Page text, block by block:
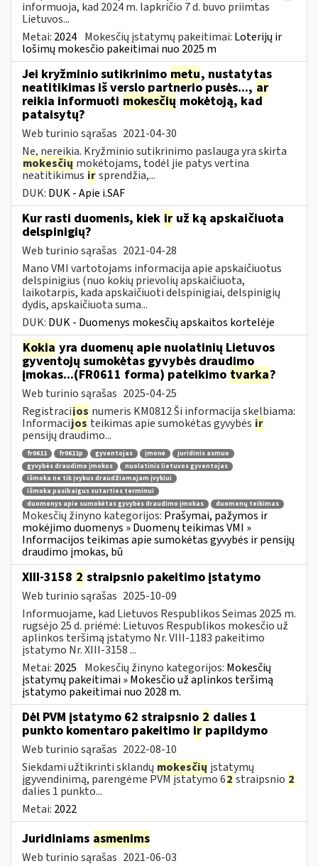
informuoja, kad 2024 m. lapkričio 7 d. buvo priimtas
Lietuvos...
Metai: 2024 Mokesčių įstatymų pakeitimai: Loterijų ir
lošimų mokesčio pakeitimai nuo 2025 m
Jei kryžminio sutikrinimo metu, nustatytas
neatitikimas iš verslo partnerio pusės..., ar
reikia informuoti mokesčių mokėtoją, kad
pataisytų?
Web turinio sąrašas 2021-04-30
Ne, nereikia. Kryžminio sutikrinimo paslauga yra skirta
mokesčių mokėtojams, todėl jie patys vertina
neatitikimus irsprendžia,...
DUK: DUK - Apie i.SAF
Kur rasti duomenis, kiek ir už ką apskaičiuota
delspinigių?
Web turinio sąrašas 2021-04-28
Mano VMI vartotojams informacija apie apskaičiuotus
delspinigius (nuo kokių prievolių apskaičiuota,
laikotarpis, kada apskaičiuoti delspinigiai, delspinigių
dydis, apskaičiuota suma...
DUK: DUK - Duomenys mokesčių apskaitos kortelėje
Kokia yra duomenų apie nuolatinių Lietuvos
gyventojų sumokėtas gyvybės draudimo
įmokas...(FR0611 forma) pateikimo tvarka?
Web turinio sąrašas 2025-04-25
Registracijos numeris KM0812 Ši informacija skelbiama:
Informacijosteikimas apie sumokėtas gyvybės ir
pensijų draudimo...
fr0611 fr0611p gyventojas įmonė
juridinis asmuo
gyvybės draudimo įmokos
nuolatinis lietuvos gyventojas
išmoka ne tik įvykus draudžiamajam įvykiui
išmoka pasibaigus sutarties terminui
duomenys apie sumokėtas gyvybės draudimo įmokas
duomenų teikimas
Mokesčių žinyno kategorijos: Prašymai, pažymos ir
mokėjimo duomenys » Duomenų teikimas VMI »
Informacijos teikimas apie sumokėtas gyvybės ir pensijų
draudimo įmokas, bū
XIII-3158 2 straipsnio pakeitimo įstatymo
Web turinio sąrašas 2025-10-09
Informuojame, kad Lietuvos Respublikos Seimas 2025 m.
rugsėjo 25 d. priėmė: Lietuvos Respublikos mokesčio už
aplinkos teršimą įstatymo Nr. VIII-1183 pakeitimo
įstatymo Nr. XIII-3158 ...
Metai: 2025 Mokesčių žinyno kategorijos: Mokesčių
įstatymų pakeitimai » Mokesčio už aplinkos teršimą
įstatymo pakeitimai nuo 2028 m.
Dėl PVM įstatymo 62 straipsnio 2 dalies 1
punkto komentaro pakeitimo irpapildymo
Web turinio sąrašas 2022-08-10
Siekdami užtikrinti sklandų mokesčių įstatymų
įgyvendinimą, parengėme PVM įstatymo 62 straipsnio 2
dalies 1 punkto...
Metai: 2022
Juridiniams asmenims
Web turinio sąrašas 2021-06-03